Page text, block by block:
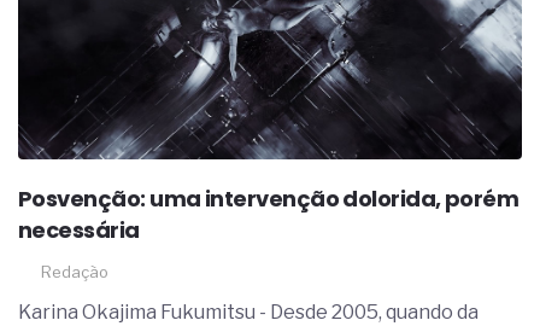
Posvenção: uma intervenção dolorida, porém
necessária
Redação
Karina Okajima Fukumitsu - Desde 2005, quando da